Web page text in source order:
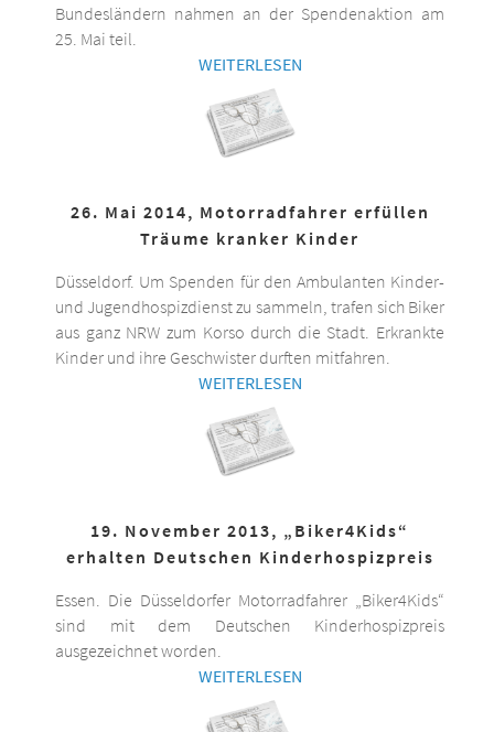
Bundesländern nahmen an der Spendenaktion am
25. Mai teil.
WEITERLESEN
26. Mai 2014, Motorradfahrer erfüllen
Träume kranker Kinder
Düsseldorf. Um Spenden für den Ambulanten Kinder-
und Jugendhospizdienst zu sammeln, trafen sich Biker
aus ganz NRW zum Korso durch die Stadt. Erkrankte
Kinder und ihre Geschwister durften mitfahren.
WEITERLESEN
19. November 2013, „Biker4Kids“
erhalten Deutschen Kinderhospizpreis
Essen. Die Düsseldorfer Motorradfahrer „Biker4Kids“
sind mit dem Deutschen Kinderhospizpreis
ausgezeichnet worden.
WEITERLESEN